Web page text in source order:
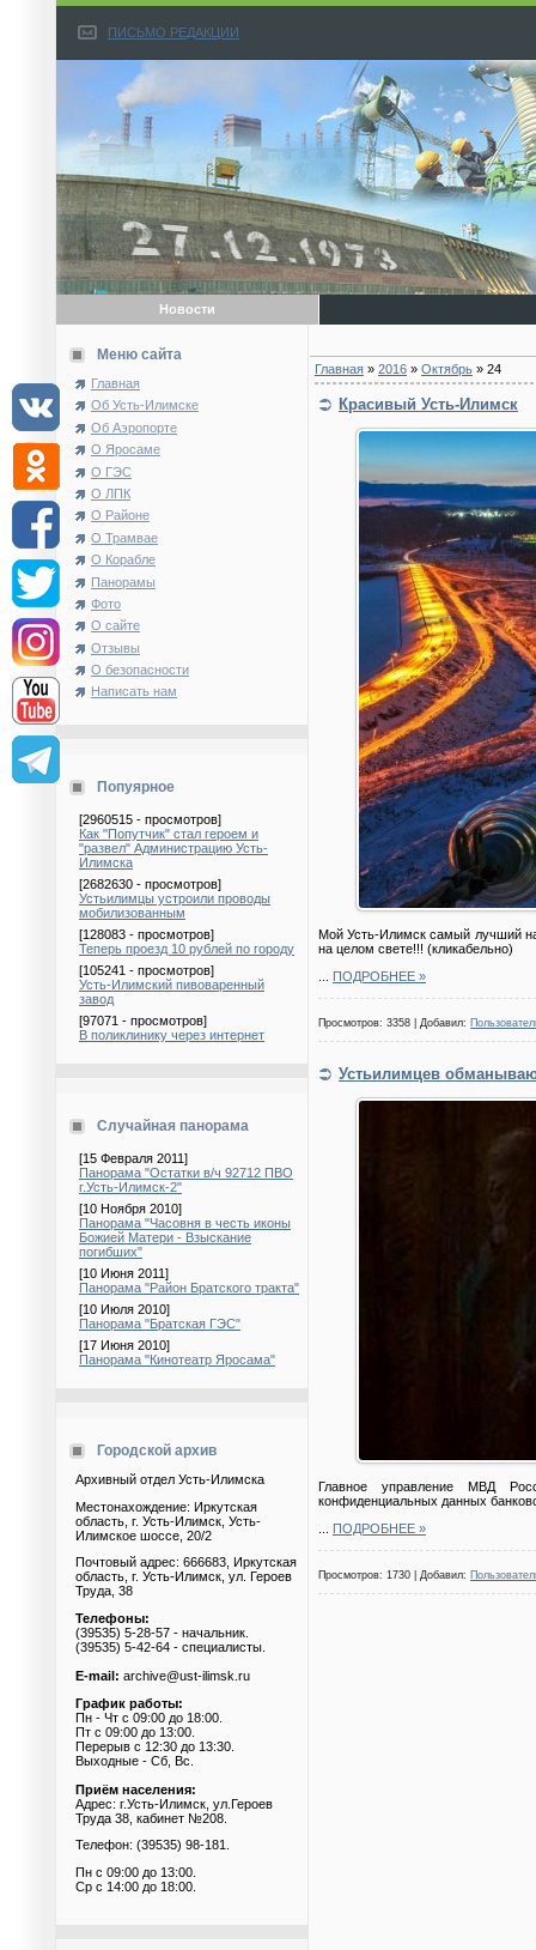
ПИСЬМО РЕДАКЦИИ
Новости
Меню сайта
Главная
Об Усть-Илимске
Об Аэропорте
О Яросаме
О ГЭС
О ЛПК
О Районе
О Трамвае
О Корабле
Панорамы
Фото
О сайте
Отзывы
О безопасности
Написать нам
Попуярное
[2960515 - просмотров]
Как "Попутчик" стал героем и
"развел" Администрацию Усть-
Илимска
[2682630 - просмотров]
Устьилимцы устроили проводы
мобилизованным
[128083 - просмотров]
Теперь проезд 10 рублей по городу
[105241 - просмотров]
Усть-Илимский пивоваренный
завод
[97071 - просмотров]
В поликлинику через интернет
Случайная панорама
[15 Февраля 2011]
Панорама "Остатки в/ч 92712 ПВО
г.Усть-Илимск-2"
[10 Ноября 2010]
Панорама "Часовня в честь иконы
Божией Матери - Взыскание
погибших"
[10 Июня 2011]
Панорама "Район Братского тракта"
[10 Июля 2010]
Панорама "Братская ГЭС"
[17 Июня 2010]
Панорама "Кинотеатр Яросама"
Городской архив
Архивный отдел Усть-Илимска
Местонахождение: Иркутская
область, г. Усть-Илимск, Усть-
Илимское шоссе, 20/2
Почтовый адрес: 666683, Иркутская
область, г. Усть-Илимск, ул. Героев
Труда, 38
Телефоны:
(39535) 5-28-57 - начальник.
(39535) 5-42-64 - специалисты.
E-mail: archive@ust-ilimsk.ru
График работы:
Пн - Чт с 09:00 до 18:00.
Пт с 09:00 до 13:00.
Перерыв с 12:30 до 13:30.
Выходные - Сб, Вс.
Приём населения:
Адрес: г.Усть-Илимск, ул.Героев
Труда 38, кабинет №208.
Телефон: (39535) 98-181.
Пн с 09:00 до 13:00.
Ср с 14:00 до 18:00.
Главная » 2016 » Октябрь » 24
Красивый Усть-Илимск
Мой Усть-Илимск самый лучший
на целом свете!!! (кликабельно)
ПОДРОБНЕЕ »
Просмотров: 3358 | Добавил:
Устьилимцев
Главное управление МВД
конфиденциальных данных
ПОДРОБНЕЕ »
Просмотров: 1730 | Добавил: